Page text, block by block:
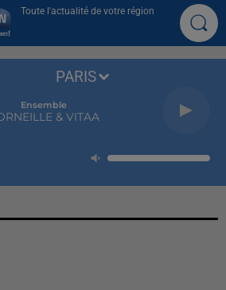
Toute l'actualité de votre région
Ensemble
& VITAA
PARIS